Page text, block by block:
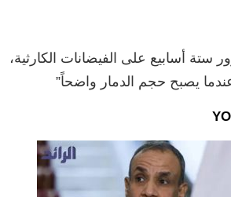
ستة أسابيع على الفيضانات الكارثية،
يصبح حجم الدمار واضحاً”